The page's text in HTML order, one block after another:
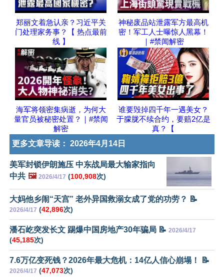
郑丽文着急认亲？习近平关
门处理家务事？【 热点最前
线 】
神秘废品站泄露军方最高机
密！军工人士曝惊人黑幕！
｜#禁闻解密
海军将领密集病逝，为何大
量官员被秘密处置？｜#禁闻
解密
谁要毁掉四千年一遇美女？
于朦胧不续合约，要赔2亿是
真？【
更多文章导读： 2026年4月14日
美军封锁伊朗施压 中东战局最大输家指向
中共 🖼️ 2026/4/17 (100,908次)
大妈他乡闹“天宫” 老外异国救溺女成了党的功劳？ 📝
2026/4/17 (42,896次)
潘石屹突发长文 踢爆中国房地产30年骗局 📝 2026/4/17
(45,185次)
7.6万亿变死钱？2026年最大危机：14亿人信心崩塌！ 📝
2026/4/17 (47,073次)